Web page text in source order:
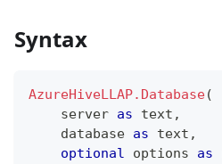
Syntax
AzureHiveLLAP.Database(
    server
as text ,
    database
as text ,
optional options as